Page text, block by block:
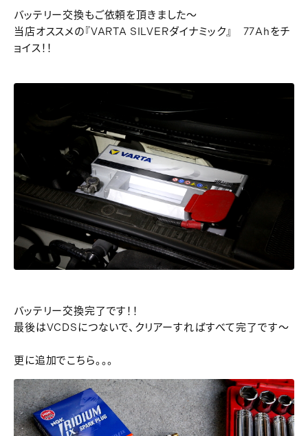
バッテリー交換もご依頼を頂きました～
当店オススメの『VARTA SILVERダイナミック』 77Ahをチ
ョイス！！
バッテリー交換完了です！！
最後はVCDSにつないで、クリアーすればすべて完了です～
更に追加でこちら。。。